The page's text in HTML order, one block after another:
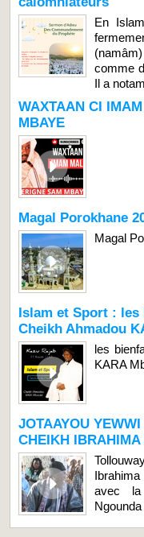
En
comme
Il a
WAXTAAN CI
MBAYE
Magal Porokhane
Magal
Islam et Sport :
Cheikh Ahmadou
les
KARA
JOTAAYOU
CHEIKH
avec la